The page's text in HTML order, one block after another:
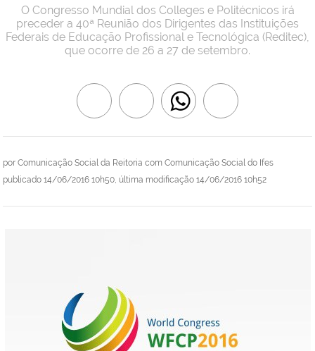
por Comunicação Social da Reitoria com Comunicação Social do Ifes
publicado 14/06/2016 10h50, última modificação 14/06/2016 10h52
O Congresso Mundial dos Colleges e Politécnicos irá
preceder a 40ª Reunião dos Dirigentes das Instituições
Federais de Educação Profissional e Tecnológica (Reditec),
que ocorre de 26 a 27 de setembro.